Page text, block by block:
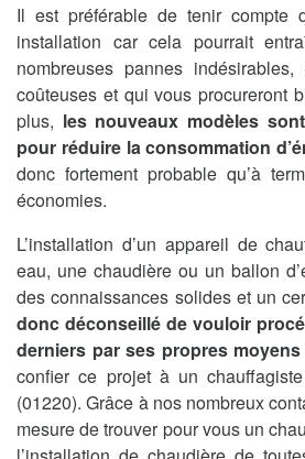
Il est préférable de tenir compte
installation car cela pourrait
nombreuses pannes
coûteuses et qui vous procureront
plus, les nouveaux modèles
pour réduire la consommation
donc fortement probable qu’à
économies.
L’installation d’un appareil de
eau, une chaudière ou un ballon
des connaissances solides et un
donc déconseillé de vouloir
derniers par ses propres moyens
confier ce projet à un
(01220). Grâce à nos nombreux
mesure de trouver pour vous un